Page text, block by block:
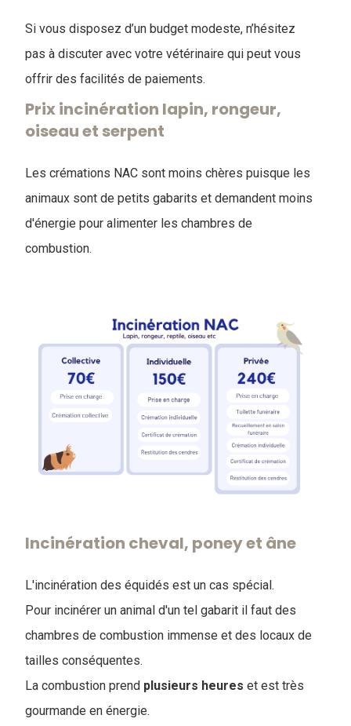
Si vous disposez d’un budget modeste, n’hésitez
pas à discuter avec votre vétérinaire qui peut vous
offrir des facilités de paiements.
Prix incinération lapin, rongeur,
oiseau et serpent
Les crémations NAC sont moins chères puisque les
animaux sont de petits gabarits et demandent moins
d'énergie pour alimenter les chambres de
combustion.
Incinération cheval, poney et âne
L'incinération des équidés est un cas spécial.
Pour incinérer un animal d'un tel gabarit il faut des
chambres de combustion immense et des locaux de
tailles conséquentes.
La combustion prend plusieurs heures et est très
gourmande en énergie.